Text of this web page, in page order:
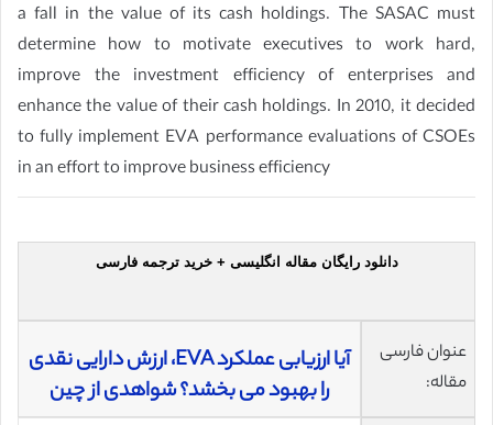
a fall in the value of its cash holdings. The SASAC must
determine how to motivate executives to work hard,
improve the investment efficiency of enterprises and
enhance the value of their cash holdings. In 2010, it decided
to fully implement EVA performance evaluations of CSOEs
in an effort to improve business efficiency
دانلود رایگان مقاله انگلیسی + خرید ترجمه فارسی
عنوان فارسی
مقاله:
آیا ارزیابی عملکرد EVA، ارزش دارایی نقدی
را بهبود می بخشد؟ شواهدی از چین